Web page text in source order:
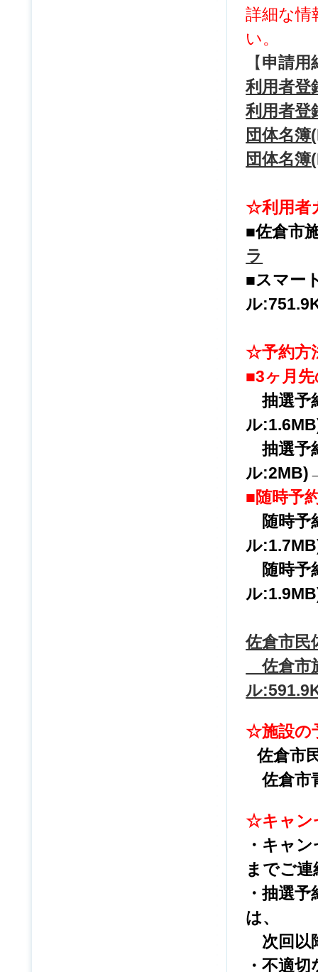
詳細な
い。
【申請用
利用者登
利用者登
団体名簿
団体名
☆利用者
■佐倉市
ラ
■スマー
ル
☆予約方
■3ヶ月
抽選予
ル
抽選予
ル
■随時予
随時予
ル
随時予
ル
佐倉市民
佐倉市
ル
☆施設の
佐倉
佐倉
☆キャン
・キャ
までご
・抽選
は、
次回以
・不適